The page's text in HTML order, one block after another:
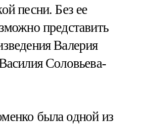
песни. Без ее
представить
Валерия
Соловьева-
была одной из